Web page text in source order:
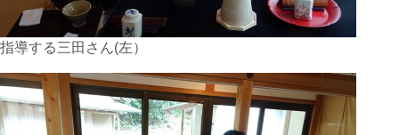
指導する三田さん(左）